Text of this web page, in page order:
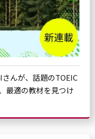
んが、話題のTOEIC
最適の教材を見つけ